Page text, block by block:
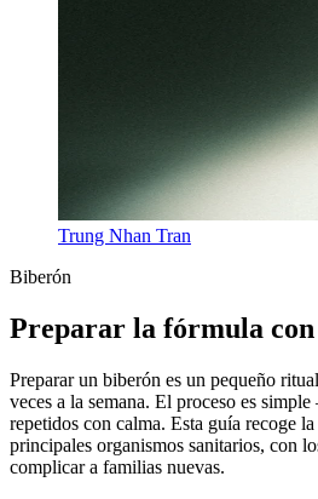
Trung Nhan Tran
Biberón
Preparar la fórmula con
Preparar un biberón es un pequeño
veces a la semana. El proceso es
repetidos con calma. Esta guía recoge
principales organismos sanitarios, con
complicar a familias nuevas.